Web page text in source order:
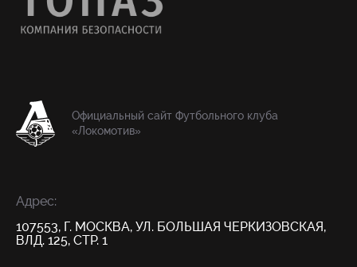
Официальный сайт Футбольного клуба
«Локомотив»
Адрес:
107553, Г. МОСКВА, УЛ. БОЛЬШАЯ ЧЕРКИЗОВСКАЯ,
ВЛД. 125, СТР. 1